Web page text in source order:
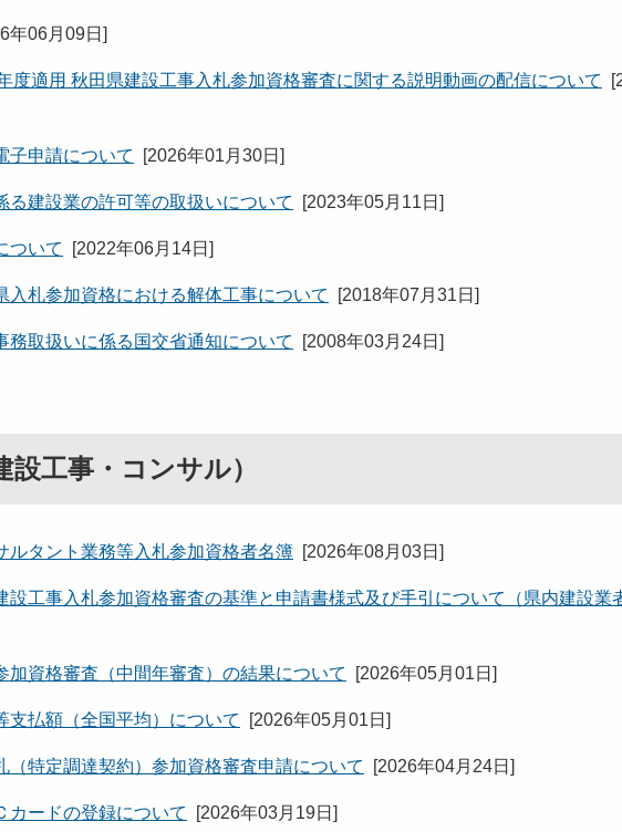
年06月09日 ]
度適用 秋田県建設工事入札参加資格審査に関する説明動画の配信について [
子申請について [2026年01月30日 ]
る建設業の許可等の取扱いについて [2023年05月11日 ]
ついて [2022年06月14日 ]
入札参加資格における解体工事について [2018年07月31日 ]
務取扱いに係る国交省通知について [2008年03月24日 ]
設工事・コンサル）
ルタント業務等入札参加資格者名簿 [2026年08月03日 ]
工事入札参加資格審査の基準と申請書様式及び手引について（県内建設業
加資格審査（中間年審査）の結果について [2026年05月01日 ]
支払額（全国平均）について [2026年05月01日 ]
（特定調達契約）参加資格審査申請について [2026年04月24日 ]
カードの登録について [2026年03月19日 ]